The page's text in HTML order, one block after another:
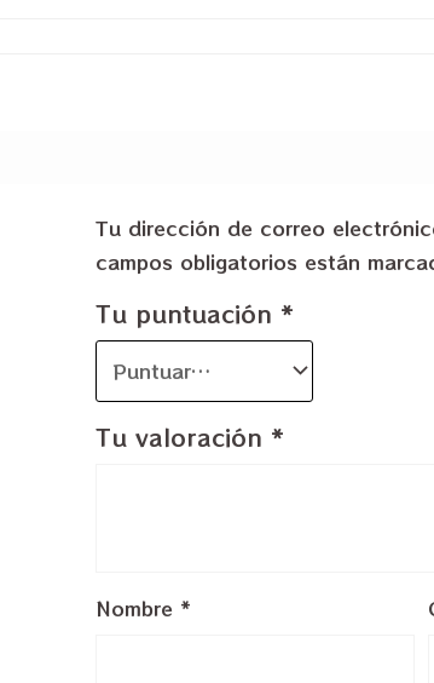
Tu dirección de correo
campos obligatorios están
Tu puntuación *
Tu valoración *
Nombre *